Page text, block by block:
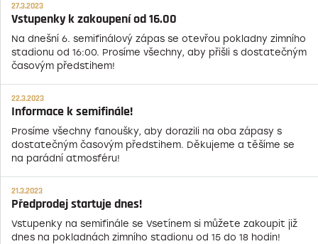
27.3.2023
Vstupenky k zakoupení od 16.00
Na dnešní 6. semifinálový zápas se otevřou pokladny zimního
stadionu od 16:00. Prosíme všechny, aby přišli s dostatečným
časovým předstihem!
22.3.2023
Informace k semifinále!
Prosíme všechny fanoušky, aby dorazili na oba zápasy s
dostatečným časovým předstihem. Děkujeme a těšíme se
na parádní atmosféru!
21.3.2023
Předprodej startuje dnes!
Vstupenky na semifinále se Vsetínem si můžete zakoupit již
dnes na pokladnách zimního stadionu od 15 do 18 hodin!